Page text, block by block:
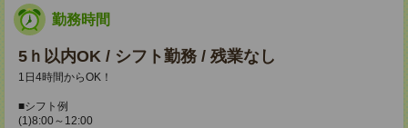
勤務時間
5ｈ以内OK / シフト勤務 / 残業なし
1日4時間からOK！
■シフト例
(1)8:00～12:00